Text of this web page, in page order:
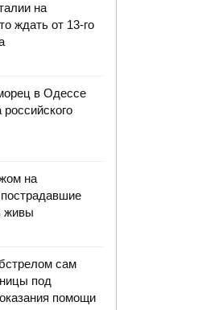
на
ждать от 13-го
в Одессе
на
живы
сам
под
помощи